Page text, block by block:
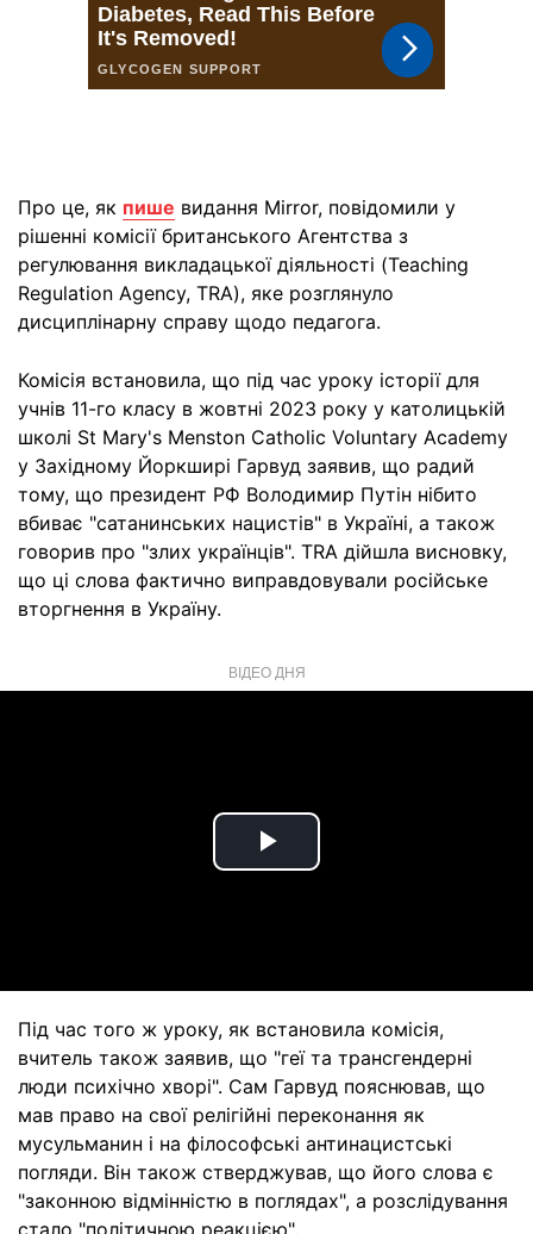
Про це, як пише видання Mirror, повідомили у
рішенні комісії британського Агентства з
регулювання викладацької діяльності (Teaching
Regulation Agency, TRA), яке розглянуло
дисциплінарну справу щодо педагога.
Комісія встановила, що під час уроку історії для
учнів 11-го класу в жовтні 2023 року у католицькій
школі St Mary's Menston Catholic Voluntary Academy
у Західному Йоркширі Гарвуд заявив, що радий
тому, що президент РФ Володимир Путін нібито
вбиває "сатанинських нацистів" в Україні, а також
говорив про "злих українців". TRA дійшла висновку,
що ці слова фактично виправдовували російське
вторгнення в Україну.
ВІДЕО ДНЯ
Play
Під час того ж уроку, як встановила комісія,
вчитель також заявив, що "геї та трансгендерні
люди психічно хворі". Сам Гарвуд пояснював, що
мав право на свої релігійні переконання як
мусульманин і на філософські антинацистські
погляди. Він також стверджував, що його слова є
"законною відмінністю в поглядах", а розслідування
стало "політичною реакцією".